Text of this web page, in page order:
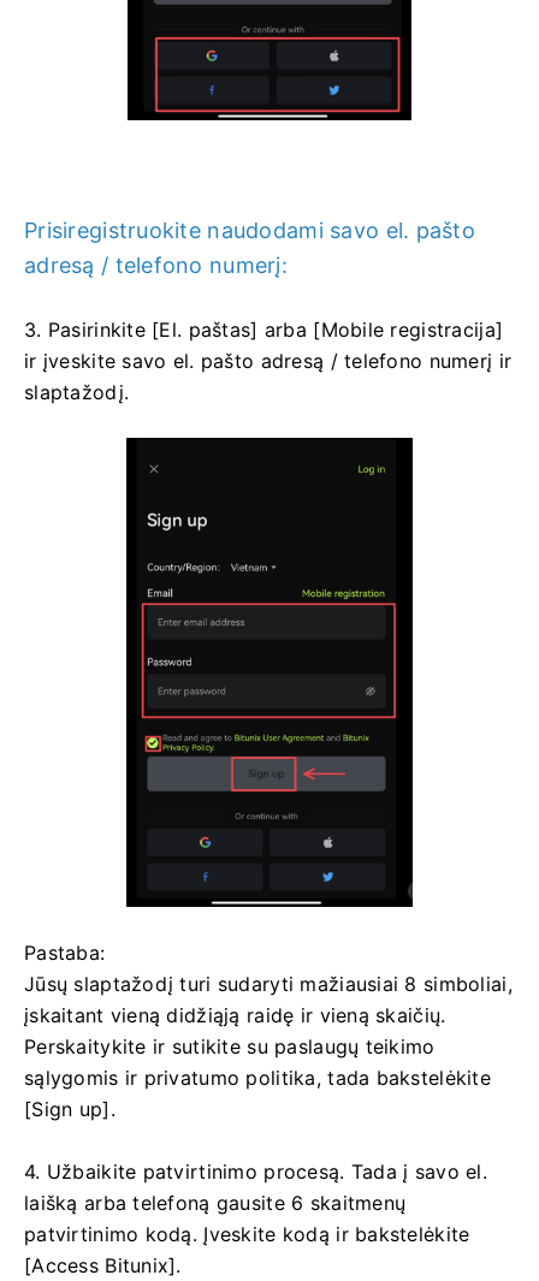
Prisiregistruokite naudodami savo el. pašto
adresą / telefono numerį:
3. Pasirinkite [El. paštas] arba [Mobile registracija]
ir įveskite savo el. pašto adresą / telefono numerį ir
slaptažodį.
Pastaba:
Jūsų slaptažodį turi sudaryti mažiausiai 8 simboliai,
įskaitant vieną didžiąją raidę ir vieną skaičių.
Perskaitykite ir sutikite su paslaugų teikimo
sąlygomis ir privatumo politika, tada bakstelėkite
[Sign up].
4. Užbaikite patvirtinimo procesą. Tada į savo el.
laišką arba telefoną gausite 6 skaitmenų
patvirtinimo kodą. Įveskite kodą ir bakstelėkite
[Access Bitunix].